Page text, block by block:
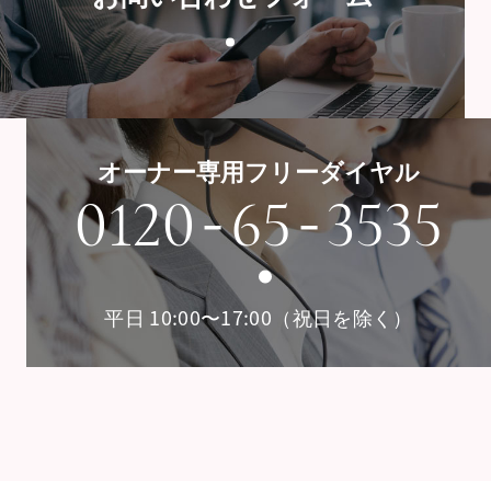
オーナー専用フリーダイヤル
0120-65-3535
平日 10:00〜17:00（祝日を除く）